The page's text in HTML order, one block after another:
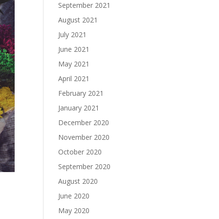
September 2021
August 2021
July 2021
June 2021
May 2021
April 2021
February 2021
January 2021
December 2020
November 2020
October 2020
September 2020
August 2020
June 2020
May 2020